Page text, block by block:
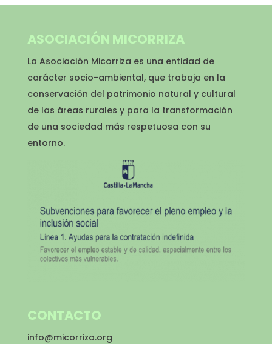
ASOCIACIÓN MICORRIZA
La Asociación Micorriza es una entidad de
carácter socio-ambiental, que trabaja en la
conservación del patrimonio natural y cultural
de las áreas rurales y para la transformación
de una sociedad más respetuosa con su
entorno.
CONTACTO
info@micorriza.org